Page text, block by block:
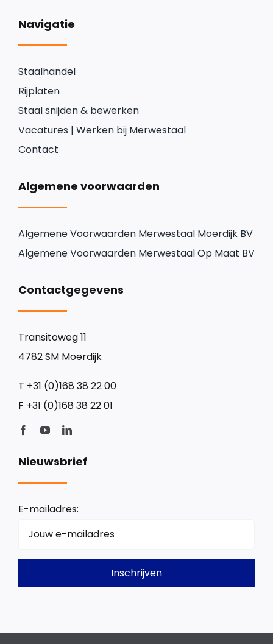
Navigatie
Staalhandel
Rijplaten
Staal snijden & bewerken
Vacatures | Werken bij Merwestaal
Contact
Algemene voorwaarden
Algemene Voorwaarden Merwestaal Moerdijk BV
Algemene Voorwaarden Merwestaal Op Maat BV
Contactgegevens
Transitoweg 11
4782 SM Moerdijk
T +31 (0)168 38 22 00
F +31 (0)168 38 22 01
Nieuwsbrief
E-mailadres: